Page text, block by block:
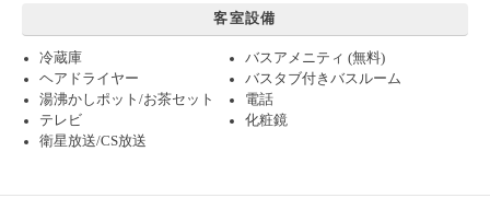
客室設備
冷蔵庫
バスアメニティ (無料)
ヘアドライヤー
バスタブ付きバスルーム
湯沸かしポット/お茶セット
電話
テレビ
化粧鏡
衛星放送/CS放送